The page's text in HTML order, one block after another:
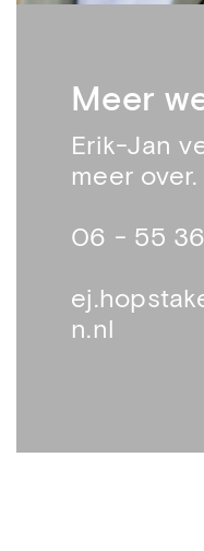
Meer
Erik-Jan
meer over.
06 - 55
n.nl